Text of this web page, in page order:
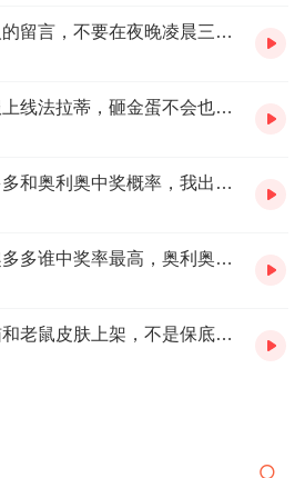
蛋仔派对：一位神秘人的留言，不要在夜晚凌晨三点玩国际服！
蛋仔派对：蛋仔国际服上线法拉蒂，砸金蛋不会也要保底吧？
蛋仔派对：为测试趣多多和奥利奥中奖概率，我出巨资把两个都买了
蛋仔派对：奥利奥和趣多多谁中奖率最高，奥利奥第二抽中了皮肤！
蛋仔派对：蛋仔联动猫和老鼠皮肤上架，不是保底也要1830蛋币？